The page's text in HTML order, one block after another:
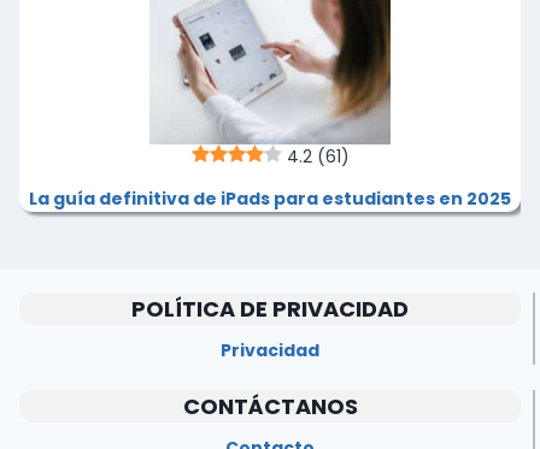
4.2 (61)
La guía definitiva de iPads para estudiantes en 2025
POLÍTICA DE PRIVACIDAD
Privacidad
CONTÁCTANOS